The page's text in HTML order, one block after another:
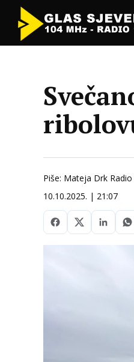
Piše: Mateja Drk
10.10.2025. | 21:07